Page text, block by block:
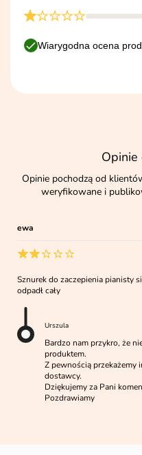
Wiarygodna ocena
Opinie
Opinie pochodzą od
weryfikowane i
ewa
Sznurek do zaczepienia pianisty
odpadł cały
Urszula
Bardzo nam przykro, że
produktem.
Z pewnością przekażemy
dostawcy.
Dziękujemy za Pani
Pozdrawiamy